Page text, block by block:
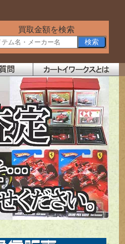
買取金額を検索